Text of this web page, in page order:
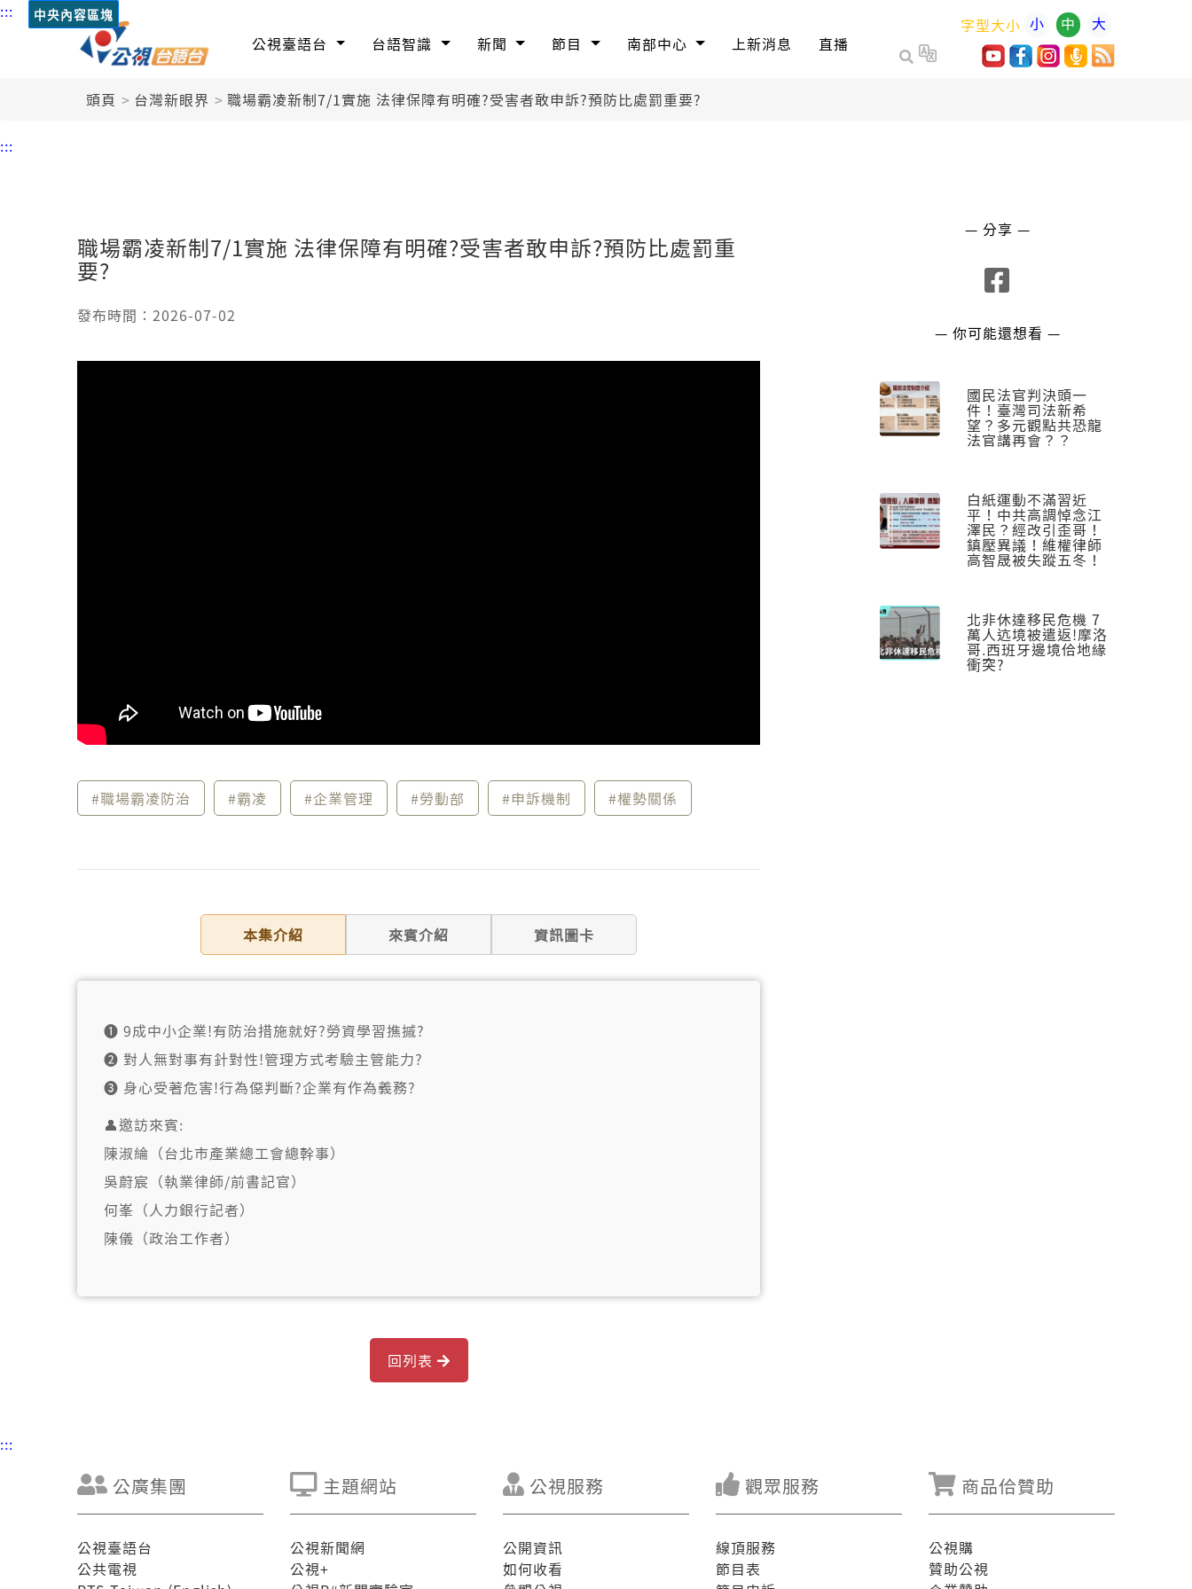
::: 中央內容區塊
公視臺語台 台語智識 新聞 節目 南部中心 上新消息 直播
字型大小 小 中 大
頭頁 台灣新眼界 職場霸凌新制7/1實施 法律保障有明確?受害者敢申訴?預防比處罰重要?
:::
職場霸凌新制7/1實施 法律保障有明確?受害者敢申訴?預防比處罰重
要?
發布時間：2026-07-02
#職場霸凌防治 #霸凌 #企業管理 #勞動部 #申訴機制 #權勢關係
本集介紹 來賓介紹 資訊圖卡
➊ 9成中小企業!有防治措施就好?勞資學習撨摵?
➋ 對人無對事有針對性!管理方式考驗主管能力?
➌ 身心受著危害!行為僫判斷?企業有作為義務?
👤邀訪來賓:
陳淑綸（台北市產業總工會總幹事）
吳蔚宸（執業律師/前書記官）
何峯（人力銀行記者）
陳儀（政治工作者）
回列表
— 分享 —
— 你可能還想看 —
國民法官判決頭一
件！臺灣司法新希
望？多元觀點共恐龍
法官講再會？？
白紙運動不滿習近
平！中共高調悼念江
澤民？經改引歪哥！
鎮壓異議！維權律師
高智晟被失蹤五冬！
北非休達移民危機 7
萬人迒境被遣返!摩洛
哥.西班牙邊境佮地緣
衝突?
:::
公廣集團
公視臺語台
公共電視
主題網站
公視新聞網
公視+
公視服務
公開資訊
如何收看
觀眾服務
線頂服務
節目表
商品佮贊助
公視購
贊助公視